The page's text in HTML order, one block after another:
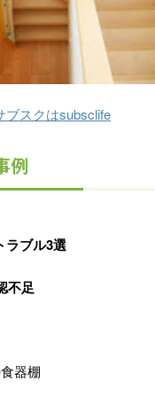
ブスクはsubsclife
例
ラブル3選
不足
器棚